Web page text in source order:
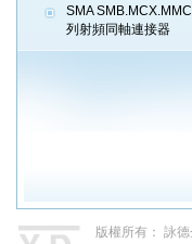
SMA
列射頻同軸連接器
版權所有： 詠